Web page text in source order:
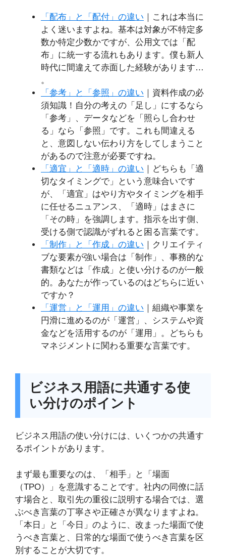
「配布」と「配付」の違い ｜これは本当に
よく迷いますよね。基本は対象が不特定多
数か特定少数かですが、公用文では「配
布」に統一する流れもあります。僕も新人
時代に間違えて赤面した経験があります…
。
「参考」と「参照」の違い ｜資料作成の必
須知識！自分の考えの「足し」にするなら
「参考」、データなどを「照らし合わせ
る」なら「参照」です。これも間違える
と、意図しない伝わり方をしてしまうこと
があるので注意が必要ですね。
「適宜」と「適時」の違い ｜どちらも「適
切なタイミングで」という意味合いです
が、「適宜」はやり方やタイミングを相手
に任せるニュアンス、「適時」はまさに
「その時」を強調します。指示を出す側、
受ける側で認識がずれると困る言葉です。
「制作」と「作成」の違い ｜クリエイティ
ブな要素が強い場合は「制作」、事務的な
書類などは「作成」と使い分けるのが一般
的。あなたが作っているのはどちらに近い
ですか？
「運営」と「運用」の違い ｜組織や事業を
円滑に進めるのが「運営」、システムや資
金などを活用するのが「運用」。どちらも
マネジメントに関わる重要な言葉です。
ビジネス用語に共通する使
い分けのポイント
ビジネス用語の使い分けには、いくつかの共通す
るポイントがあります。
まず最も重要なのは、「相手」と「場面
（TPO）」を意識することです。社内の同僚に話
す場合と、取引先の重役に説明する場合では、選
ぶべき言葉の丁寧さや正確さが異なりますよね。
「本日」と「今日」のように、改まった場面で使
うべき言葉と、日常的な場面で使うべき言葉を区
別することが大切です。